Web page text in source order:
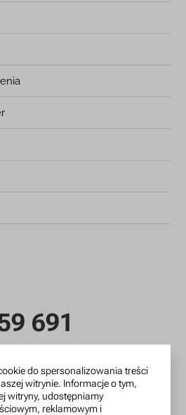
691
zamówienia podaj w tytule
do spersonalizowania treści
witrynie. Informacje o tym,
witryny, udostępniamy
reklamowym i